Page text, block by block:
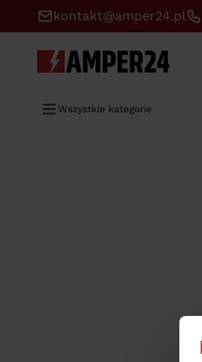
kontakt@amper24.pl
Wszystkie kategorie